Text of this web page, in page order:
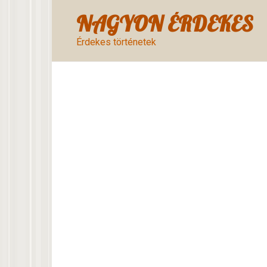
NAGYON ÉRDEKES
Érdekes történetek